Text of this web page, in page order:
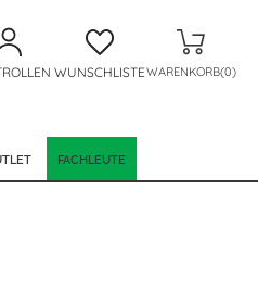
WUNSCHLISTEWARENKORB(0)
FACHLEUTE